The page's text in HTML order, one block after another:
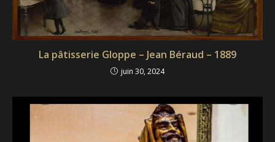
La pâtisserie Gloppe – Jean Béraud – 1889
juin 30, 2024